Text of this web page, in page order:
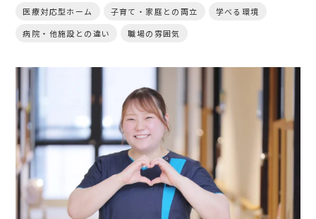
医療対応型ホーム 子育て・家庭との両立
学べる環境
病院・他施設との違い
職場の雰囲気